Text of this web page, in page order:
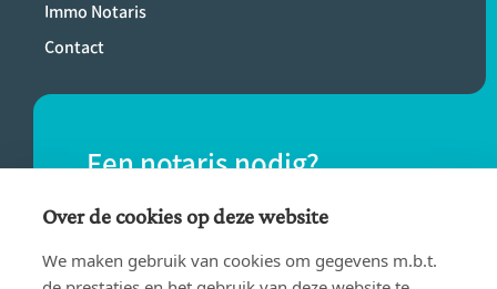
Immo Notaris
Contact
Een notaris nodig?
Vind eenvoudig een notaris bij jou in de
buurt.
Over de cookies op deze website
We maken gebruik van cookies om gegevens m.b.t.